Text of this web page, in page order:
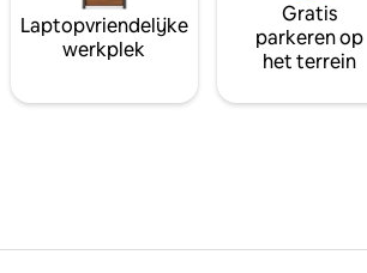
Laptopvriendelijke
werkplek
Gratis
parkeren op
het terrein